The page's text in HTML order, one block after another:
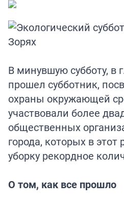
В минувшую субботу, в
прошел субботник,
охраны окружающей
участвовали более
общественных
города, которых в
уборку рекордное
О том, как все прошло